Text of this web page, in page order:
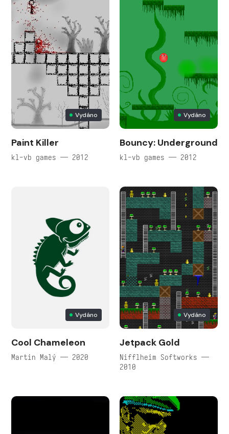
Vydáno
Paint Killer
kl-vb games — 2012
Vydáno
Bouncy: Underground
kl-vb games — 2012
Vydáno
Cool Chameleo‪n
Martin Malý — 2020
Vydáno
Jetpack Gold
Nifflheim Softworks —
2010